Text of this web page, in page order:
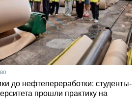
до нефтепереработки: студенты-
прошли практику на